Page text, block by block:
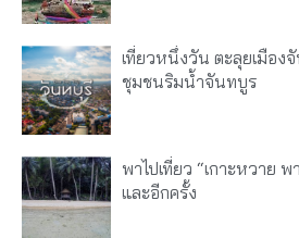
เที่ยวหนึ่งวัน ตะลุยเมือง
ชุมชนริมน้ำจันทบูร
พาไปเที่ยว “เกาะหวาย
และอีกครั้ง